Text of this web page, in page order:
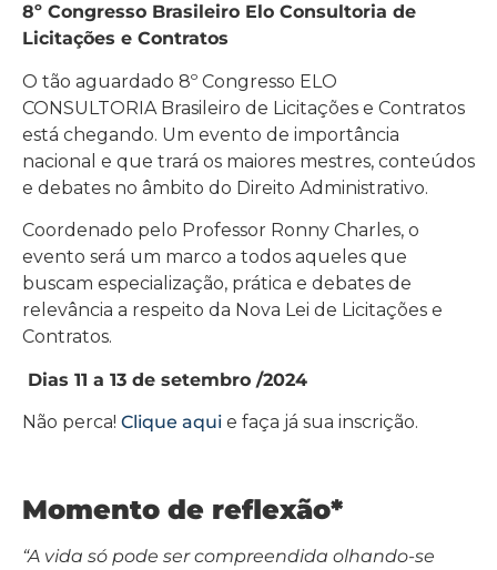
8º Congresso Brasileiro Elo Consultoria de
Licitações e Contratos
O tão aguardado 8º Congresso ELO
CONSULTORIA Brasileiro de Licitações e Contratos
está chegando. Um evento de importância
nacional e que trará os maiores mestres, conteúdos
e debates no âmbito do Direito Administrativo.
Coordenado pelo Professor Ronny Charles, o
evento será um marco a todos aqueles que
buscam especialização, prática e debates de
relevância a respeito da Nova Lei de Licitações e
Contratos.
Dias 11 a 13 de setembro /2024
Não perca! Clique aqui e faça já sua inscrição.
Momento de reflexão*
“A vida só pode ser compreendida olhando-se